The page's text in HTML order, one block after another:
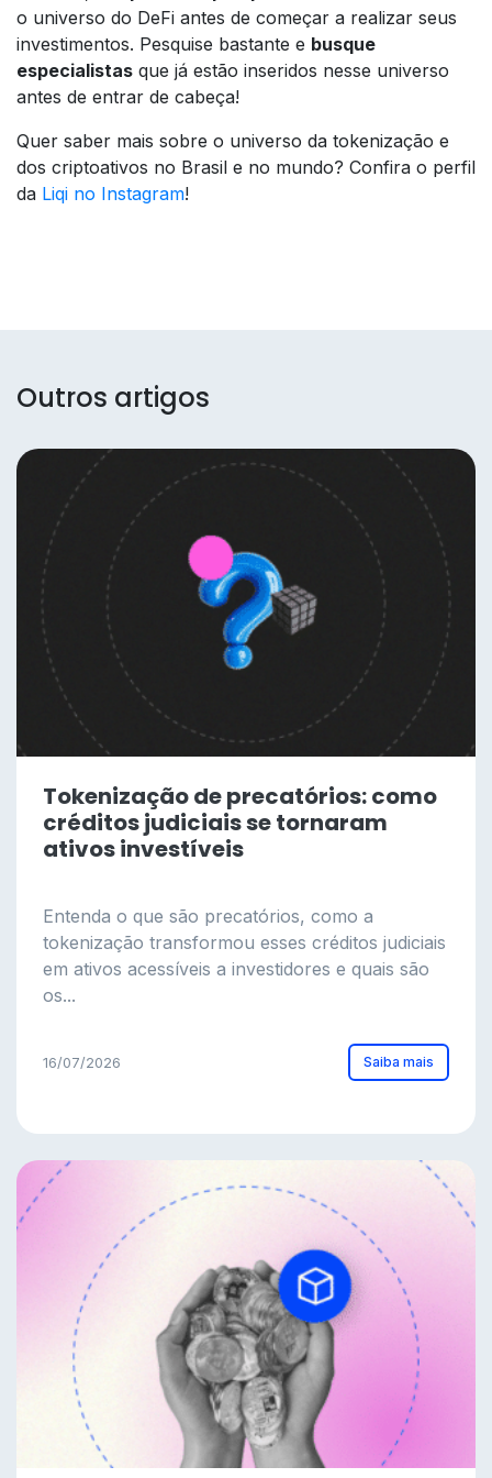
o universo do DeFi antes de começar a realizar seus
investimentos. Pesquise bastante e busque
especialistas que já estão inseridos nesse universo
antes de entrar de cabeça!
Quer saber mais sobre o universo da tokenização e
dos criptoativos no Brasil e no mundo? Confira o perfil
da Liqi no Instagram!
Outros artigos
Tokenização de precatórios: como
créditos judiciais se tornaram
ativos investíveis
Entenda o que são precatórios, como a
tokenização transformou esses créditos judiciais
em ativos acessíveis a investidores e quais são
os...
16/07/2026 Saiba mais